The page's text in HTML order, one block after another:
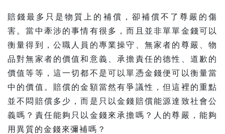
賠錢最多只是物質上的補償，卻補償不了尊嚴的傷
害。當中牽涉的事情有很多，而且並非單單金錢可以
衡量得到，公職人員的專業操守、無家者的尊嚴、物
品對無家者的價值和意義、承擔責任的德性、道歉的
價值等等，這一切都不是可以單憑金錢便可以衡量當
中的價值。賠償的金額當然有爭議性，但這裡的重點
並不悶賠償多少，而是只以金錢賠償能源達致社會公
義嗎？責任能夠只以金錢來承擔嗎？人的尊嚴，能夠
用異質的金錢來彌補嗎？